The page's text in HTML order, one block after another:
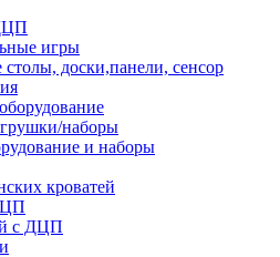
игры
доски,панели, сенсор
наборы
и наборы
кроватей
с ДЦП